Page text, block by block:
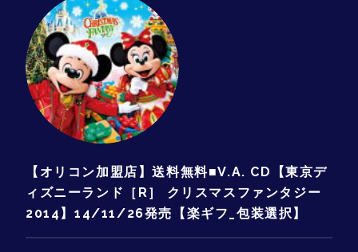
【オリコン加盟店】送料無料■V.A. CD【東京デ
ィズニーランド［R］ クリスマスファンタジー
2014】14/11/26発売【楽ギフ_包装選択】